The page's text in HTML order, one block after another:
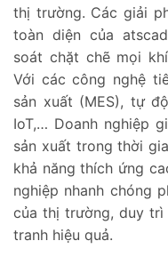
thị trường. Các giải
toàn diện của
soát chặt chẽ mọi
Với các công nghệ
sản xuất (MES), tự
IoT,… Doanh nghiệp
sản xuất trong thời
khả năng thích ứng
nghiệp nhanh chóng
của thị trường, duy
tranh hiệu quả.